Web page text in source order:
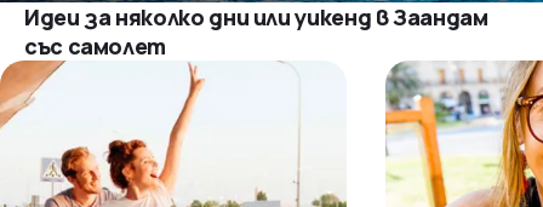
Идеи за няколко дни или уикенд в Заандам
със самолет